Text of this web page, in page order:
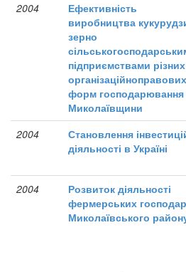
2004
Ефективність
виробництва
зерно
підприємствами різних
організаційноправових
форм господарювання
Миколаївщини
2004
Становлення
діяльності в Україні
2004
Розвиток діяльності
фермерських
Миколаївського